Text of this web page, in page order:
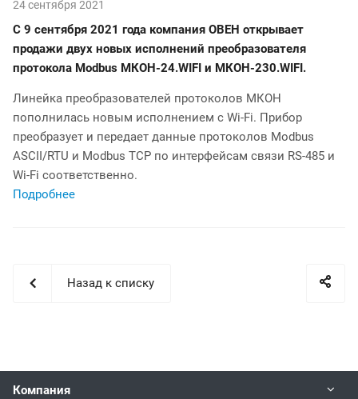
24 сентября 2021
С 9 сентября 2021 года компания ОВЕН открывает
продажи двух новых исполнений преобразователя
протокола Modbus МКОН-24.WIFI и МКОН-230.WIFI.
Линейка преобразователей протоколов МКОН
пополнилась новым исполнением с Wi-Fi. Прибор
преобразует и передает данные протоколов Modbus
ASCII/RTU и Modbus TCP по интерфейсам связи RS-485 и
Wi-Fi соответственно.
Подробнее
Назад к списку
Компания